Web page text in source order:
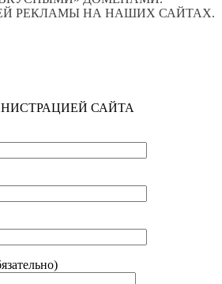
РЕКЛАМЫ НА НАШИХ САЙТАХ.
САЙТА